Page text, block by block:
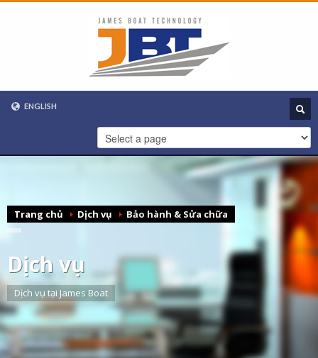
ENGLISH
Trang chủ Dịch vụ Bảo hành & Sửa chữa
Dịch vụ
Dịch vụ tại James Boat